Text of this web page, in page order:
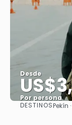
Desde
Por persona
DESTINOSPekín